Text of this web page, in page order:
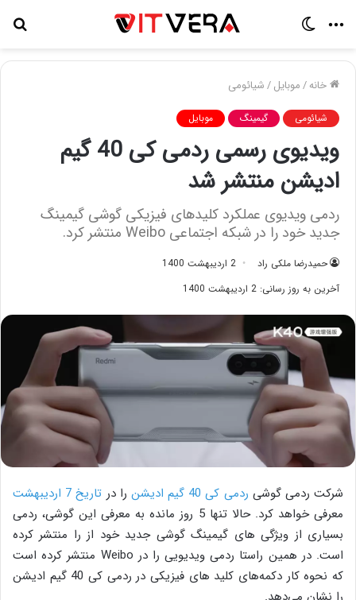
منو
خانه/موبایل/شیائومی
شیائومی گیمینگ موبایل
ویدیوی رسمی ردمی کی 40 گیم
ادیشن منتشر شد
ردمی ویدیوی عملکرد کلید‌های فیزیکی گوشی گیمینگ
جدید خود را در شبکه اجتماعی Weibo منتشر کرد.
حمیدرضا ملکی راد
2 اردیبهشت 1400
آخرین به روز رسانی: 2 اردیبهشت 1400
شرکت ردمی گوشی ردمی کی 40 گیم ادیشن را در تاریخ 7 اردیبهشت
معرفی خواهد کرد. حالا تنها 5 روز مانده به معرفی این گوشی، ردمی
بسیاری از ویژگی های گیمینگ گوشی جدید خود از را منتشر کرده
است. در همین راستا ردمی ویدیویی را در Weibo منتشر کرده است
که نحوه کار دکمه‌های کلید های فیزیکی در ردمی کی 40 گیم ادیشن